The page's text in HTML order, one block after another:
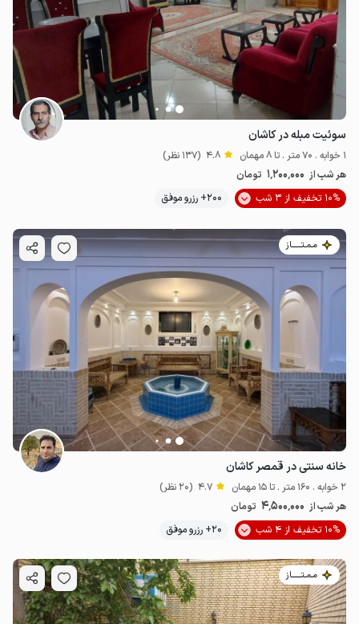
سوئیت مبله در کاشان
1 خوابه . 70 متر . تا 8 مهمان 4.8 (137 نظر)
هر شب از 1٬200٬000 تومان
10% تخفیف از 3 شب
200+ رزرو موفق
مـمـتــــــاز
خانه سنتی در قمصر کاشان
2 خوابه . 160 متر . تا 15 مهمان 4.7 (20 نظر)
هر شب از 4٬500٬000 تومان
10% تخفیف از 4 شب
20+ رزرو موفق
مـمـتــــــاز